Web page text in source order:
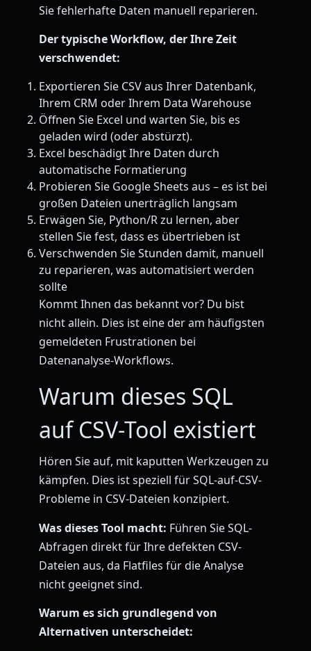
Sie fehlerhafte Daten manuell reparieren.
Der typische Workflow, der Ihre Zeit
verschwendet:
Exportieren Sie CSV aus Ihrer Datenbank,
Ihrem CRM oder Ihrem Data Warehouse
Öffnen Sie Excel und warten Sie, bis es
geladen wird (oder abstürzt).
Excel beschädigt Ihre Daten durch
automatische Formatierung
Probieren Sie Google Sheets aus – es ist bei
großen Dateien unerträglich langsam
Erwägen Sie, Python/R zu lernen, aber
stellen Sie fest, dass es übertrieben ist
Verschwenden Sie Stunden damit, manuell
zu reparieren, was automatisiert werden
sollte
Kommt Ihnen das bekannt vor? Du bist
nicht allein. Dies ist eine der am häufigsten
gemeldeten Frustrationen bei
Datenanalyse-Workflows.
Warum dieses SQL
auf CSV-Tool existiert
Hören Sie auf, mit kaputten Werkzeugen zu
kämpfen. Dies ist speziell für SQL-auf-CSV-
Probleme in CSV-Dateien konzipiert.
Was dieses Tool macht: Führen Sie SQL-
Abfragen direkt für Ihre defekten CSV-
Dateien aus, da Flatfiles für die Analyse
nicht geeignet sind.
Warum es sich grundlegend von
Alternativen unterscheidet: